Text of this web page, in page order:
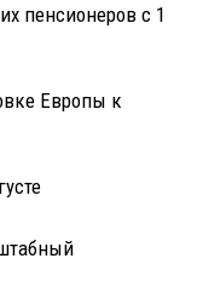
пенсионеров с 1
Европы к